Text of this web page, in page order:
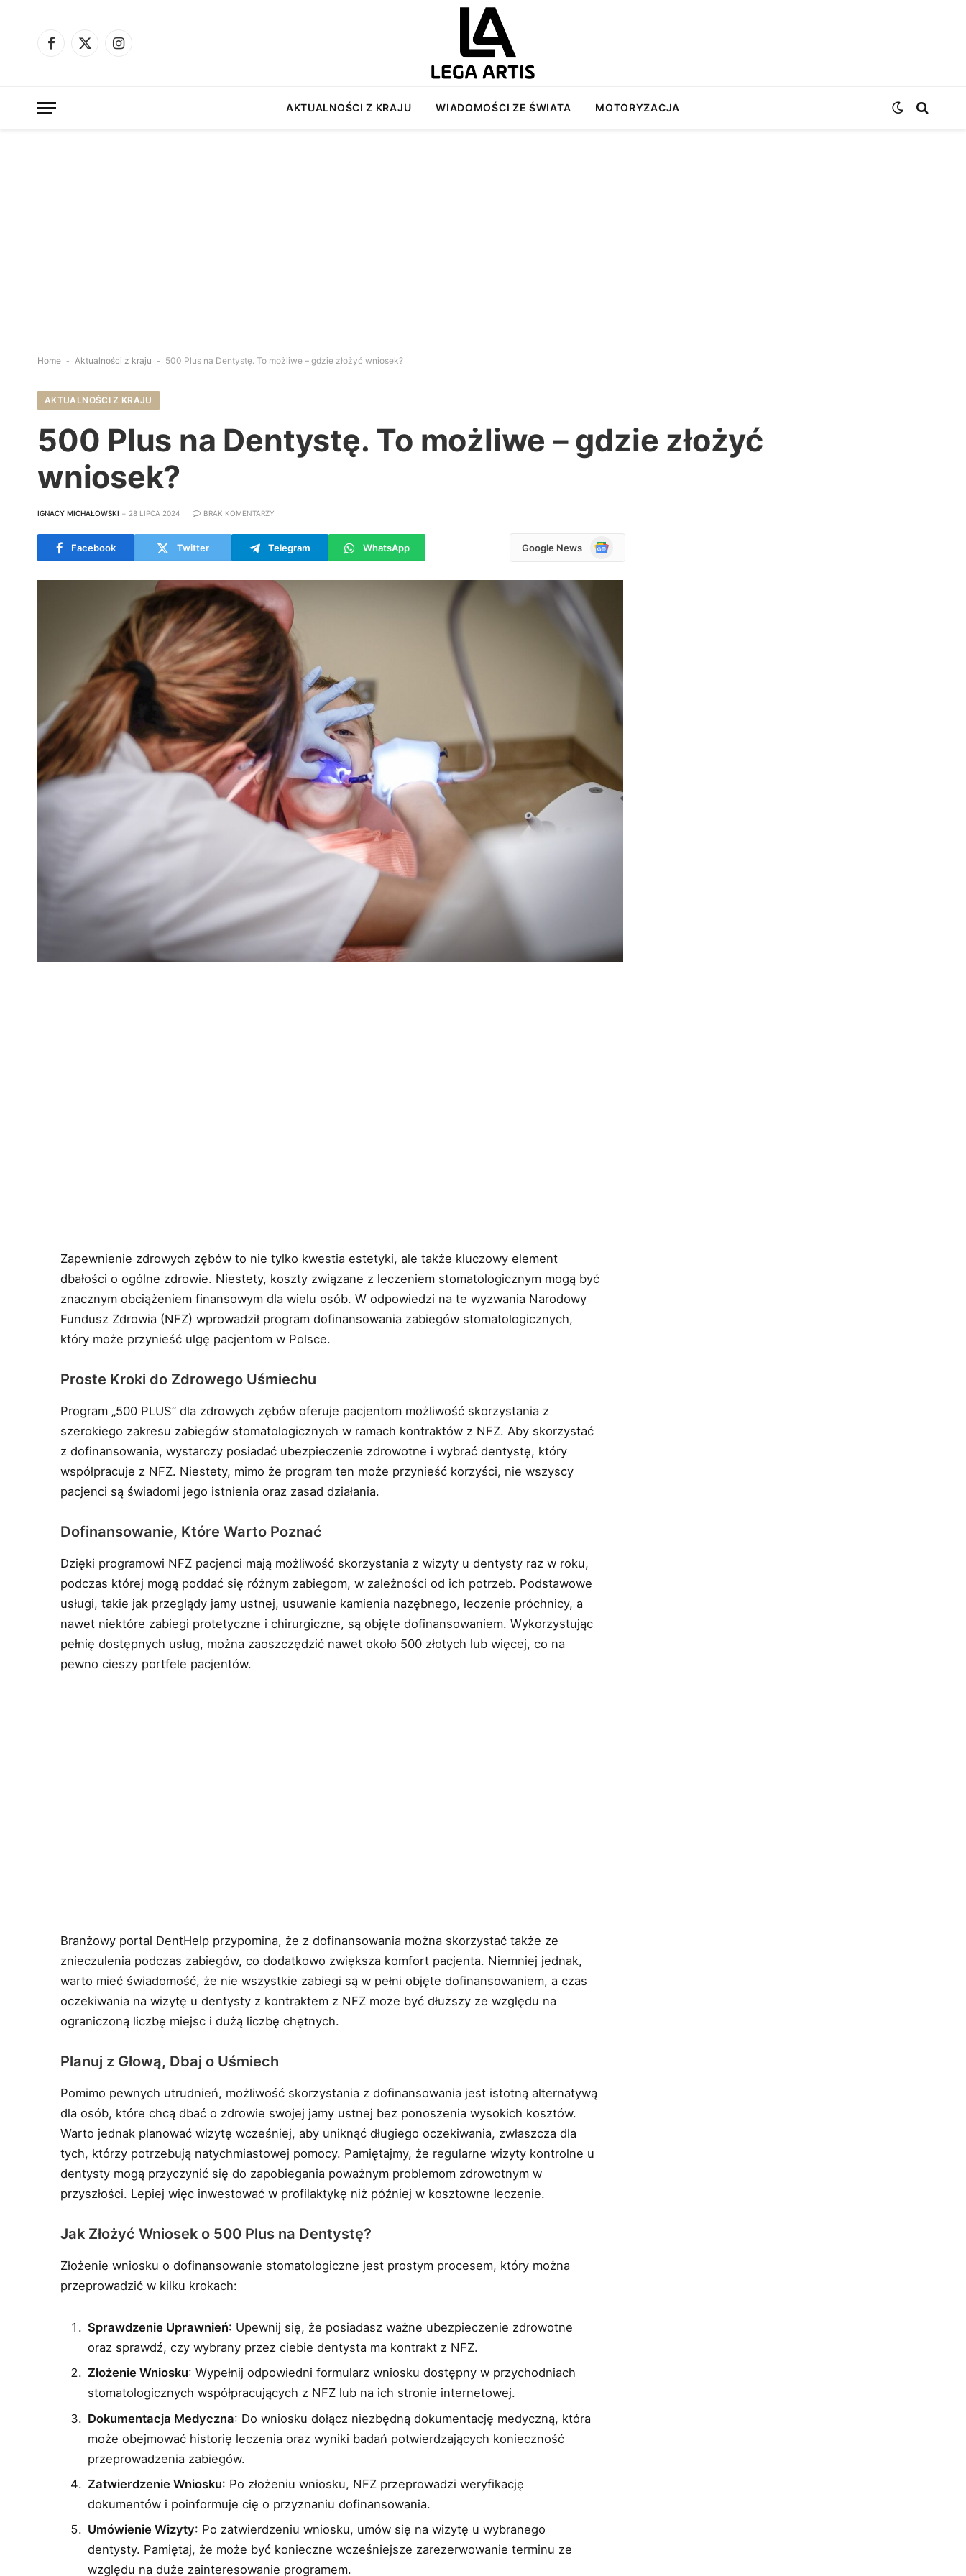
Facebook
X
Instagram
AKTUALNOŚCI Z KRAJU WIADOMOŚCI ZE ŚWIATA MOTORYZACJA
Home - Aktualności z kraju - 500 Plus na Dentystę. To możliwe – gdzie złożyć wniosek?
AKTUALNOŚCI Z KRAJU
500 Plus na Dentystę. To możliwe – gdzie złożyć
wniosek?
IGNACY MICHAŁOWSKI 28 LIPCA 2024 BRAK KOMENTARZY
Facebook Twitter Telegram WhatsApp Google News
Google
Zapewnienie zdrowych zębów to nie tylko kwestia estetyki, ale także kluczowy element
dbałości o ogólne zdrowie. Niestety, koszty związane z leczeniem stomatologicznym mogą być
znacznym obciążeniem finansowym dla wielu osób. W odpowiedzi na te wyzwania Narodowy
Fundusz Zdrowia (NFZ) wprowadził program dofinansowania zabiegów stomatologicznych,
który może przynieść ulgę pacjentom w Polsce.
Proste Kroki do Zdrowego Uśmiechu
Program „500 PLUS” dla zdrowych zębów oferuje pacjentom możliwość skorzystania z
szerokiego zakresu zabiegów stomatologicznych w ramach kontraktów z NFZ. Aby skorzystać
z dofinansowania, wystarczy posiadać ubezpieczenie zdrowotne i wybrać dentystę, który
współpracuje z NFZ. Niestety, mimo że program ten może przynieść korzyści, nie wszyscy
pacjenci są świadomi jego istnienia oraz zasad działania.
Dofinansowanie, Które Warto Poznać
Dzięki programowi NFZ pacjenci mają możliwość skorzystania z wizyty u dentysty raz w roku,
podczas której mogą poddać się różnym zabiegom, w zależności od ich potrzeb. Podstawowe
usługi, takie jak przeglądy jamy ustnej, usuwanie kamienia nazębnego, leczenie próchnicy, a
nawet niektóre zabiegi protetyczne i chirurgiczne, są objęte dofinansowaniem. Wykorzystując
pełnię dostępnych usług, można zaoszczędzić nawet około 500 złotych lub więcej, co na
pewno cieszy portfele pacjentów.
Branżowy portal DentHelp przypomina, że z dofinansowania można skorzystać także ze
znieczulenia podczas zabiegów, co dodatkowo zwiększa komfort pacjenta. Niemniej jednak,
warto mieć świadomość, że nie wszystkie zabiegi są w pełni objęte dofinansowaniem, a czas
oczekiwania na wizytę u dentysty z kontraktem z NFZ może być dłuższy ze względu na
ograniczoną liczbę miejsc i dużą liczbę chętnych.
Planuj z Głową, Dbaj o Uśmiech
Pomimo pewnych utrudnień, możliwość skorzystania z dofinansowania jest istotną alternatywą
dla osób, które chcą dbać o zdrowie swojej jamy ustnej bez ponoszenia wysokich kosztów.
Warto jednak planować wizytę wcześniej, aby uniknąć długiego oczekiwania, zwłaszcza dla
tych, którzy potrzebują natychmiastowej pomocy. Pamiętajmy, że regularne wizyty kontrolne u
dentysty mogą przyczynić się do zapobiegania poważnym problemom zdrowotnym w
przyszłości. Lepiej więc inwestować w profilaktykę niż później w kosztowne leczenie.
Jak Złożyć Wniosek o 500 Plus na Dentystę?
Złożenie wniosku o dofinansowanie stomatologiczne jest prostym procesem, który można
przeprowadzić w kilku krokach:
Sprawdzenie Uprawnień: Upewnij się, że posiadasz ważne ubezpieczenie zdrowotne
oraz sprawdź, czy wybrany przez ciebie dentysta ma kontrakt z NFZ.
Złożenie Wniosku: Wypełnij odpowiedni formularz wniosku dostępny w przychodniach
stomatologicznych współpracujących z NFZ lub na ich stronie internetowej.
Dokumentacja Medyczna: Do wniosku dołącz niezbędną dokumentację medyczną, która
może obejmować historię leczenia oraz wyniki badań potwierdzających konieczność
przeprowadzenia zabiegów.
Zatwierdzenie Wniosku: Po złożeniu wniosku, NFZ przeprowadzi weryfikację
dokumentów i poinformuje cię o przyznaniu dofinansowania.
Umówienie Wizyty: Po zatwierdzeniu wniosku, umów się na wizytę u wybranego
dentysty. Pamiętaj, że może być konieczne wcześniejsze zarezerwowanie terminu ze
względu na duże zainteresowanie programem.